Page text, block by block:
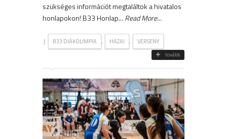
szükséges információt megtaláltok a hivatalos
honlapokon! B33 Honlap... Read More...
| B33 DIÁKOLIMPIA , HAZAI , VERSENY
tovább